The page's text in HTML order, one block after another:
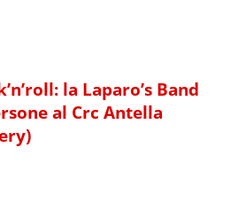
la Laparo’s Band
al Crc Antella